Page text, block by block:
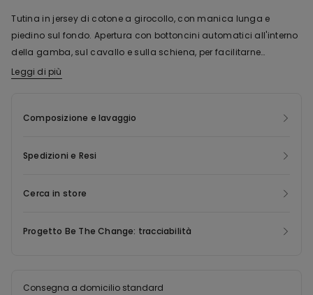
Tutina in jersey di cotone a girocollo, con manica lunga e
piedino sul fondo. Apertura con bottoncini automatici all'interno
della gamba, sul cavallo e sulla schiena, per facilitarne
l'indosso.
Leggi di più
Composizione e lavaggio
Spedizioni e Resi
Cerca in store
Progetto Be The Change: tracciabilità
Consegna a domicilio standard